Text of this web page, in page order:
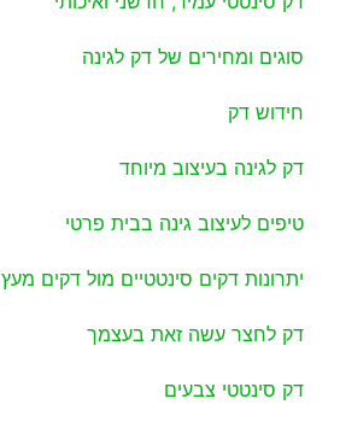
סוגים ומחירים של דק לגינה
חידוש דק
דק לגינה בעיצוב מיוחד
טיפים לעיצוב גינה בבית פרטי
יתרונות דקים סינטטיים מול דקים מעץ
דק לחצר עשה זאת בעצמך
דק סינטטי צבעים